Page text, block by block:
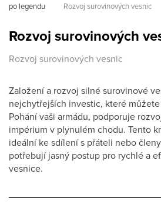
po legendu
Rozvoj surovinových vesnic
Rozvoj surovinových
Rozvoj surovinových vesnic
Založení a rozvoj silné surovinové
nejchytřejších investic, které
Pohání vaši armádu, podporuje
impérium v plynulém chodu. Tento
ideální ke sdílení s přáteli nebo
potřebují jasný postup pro rychlé a
vesnice.